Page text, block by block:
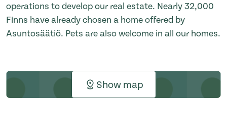
operations to develop our real estate. Nearly 32,000
Finns have already chosen a home offered by
Asuntosäätiö. Pets are also welcome in all our homes.
Show map